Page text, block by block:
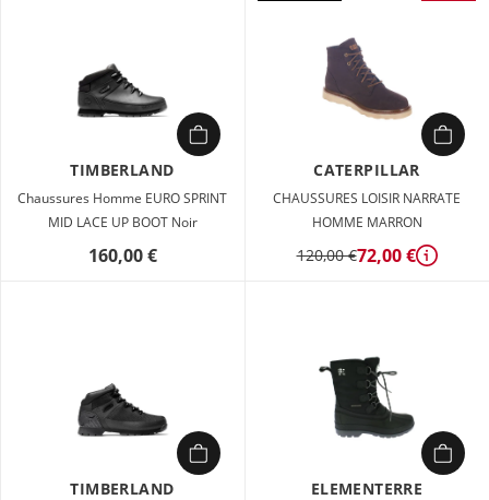
TIMBERLAND
Chaussures Homme EURO SPRINT
MID LACE UP BOOT Noir
160,00 €
CATERPILLAR
CHAUSSURES LOISIR NARRATE
HOMME MARRON
120,00 €72,00 € Détails
TIMBERLAND ELEMENTERRE